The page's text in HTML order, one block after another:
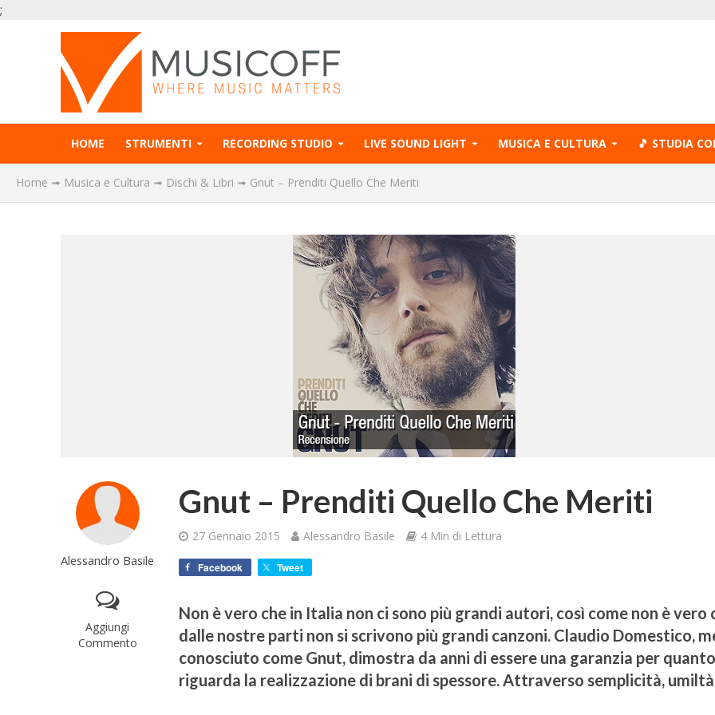
;
HOME STRUMENTI RECORDING STUDIO LIVE SOUND LIGHT MUSICA E CULTURA 🎵 STUDIA
Home ➟ Musica e Cultura ➟ Dischi & Libri ➟ Gnut – Prenditi Quello Che Meriti
Alessandro Basile
Aggiungi
Commento
Gnut – Prenditi Quello Che Meriti
27 Gennaio 2015 Alessandro Basile 4 Min di Lettura
Facebook Tweet
Non è vero che in Italia non ci sono più grandi autori, così come non è vero
dalle nostre parti non si scrivono più grandi canzoni. Claudio Domestico,
conosciuto come Gnut, dimostra da anni di essere una garanzia per quanto
riguarda la realizzazione di brani di spessore. Attraverso semplicità, umiltà